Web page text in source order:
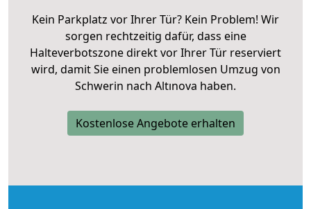
Kein Parkplatz vor Ihrer Tür? Kein Problem! Wir
sorgen rechtzeitig dafür, dass eine
Halteverbotszone direkt vor Ihrer Tür reserviert
wird, damit Sie einen problemlosen Umzug von
Schwerin nach Altınova haben.
Kostenlose Angebote erhalten